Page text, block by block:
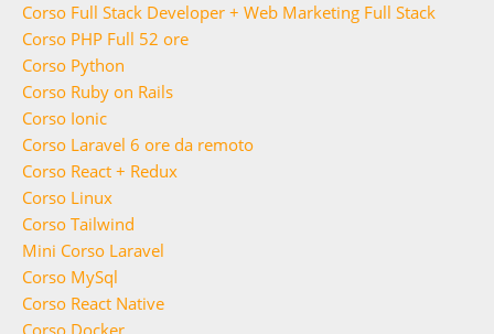
Corso Full Stack Developer + Web Marketing Full Stack
Corso PHP Full 52 ore
Corso Python
Corso Ruby on Rails
Corso Ionic
Corso Laravel 6 ore da remoto
Corso React + Redux
Corso Linux
Corso Tailwind
Mini Corso Laravel
Corso MySql
Corso React Native
Corso Docker